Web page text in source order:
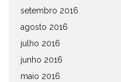
setembro 2016
agosto 2016
julho 2016
junho 2016
maio 2016